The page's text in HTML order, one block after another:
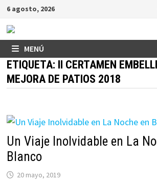
Saltar
contenido
6 agosto, 2026
MENÚ
ETIQUETA: II CERTAMEN
MEJORA DE PATIOS 2018
Un Viaje Inolvidable en La
Blanco
20 mayo, 2019